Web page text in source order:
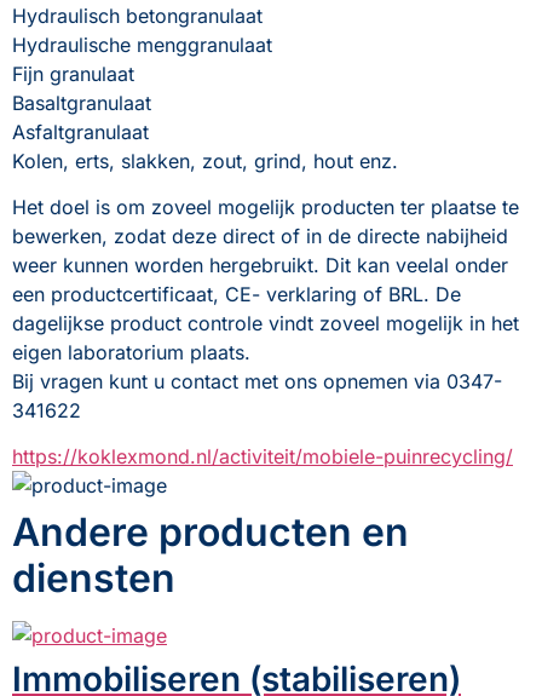
Hydraulisch betongranulaat
Hydraulische menggranulaat
Fijn granulaat
Basaltgranulaat
Asfaltgranulaat
Kolen, erts, slakken, zout, grind, hout enz.
Het doel is om zoveel mogelijk producten ter plaatse te
bewerken, zodat deze direct of in de directe nabijheid
weer kunnen worden hergebruikt. Dit kan veelal onder
een productcertificaat, CE- verklaring of BRL. De
dagelijkse product controle vindt zoveel mogelijk in het
eigen laboratorium plaats.
Bij vragen kunt u contact met ons opnemen via 0347-
341622
https://koklexmond.nl/activiteit/mobiele-puinrecycling/
Andere producten en
diensten
Immobiliseren (stabiliseren)